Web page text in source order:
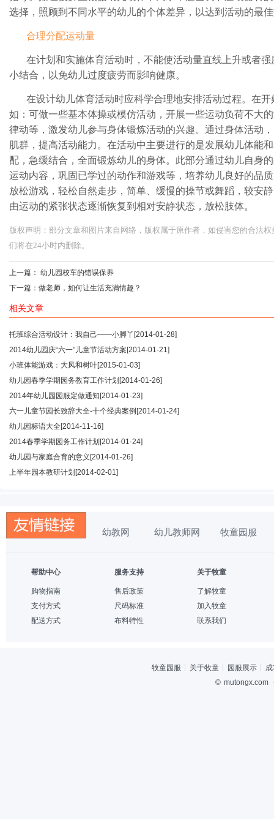
选择，照顾到不同水平的幼儿的个体差异，以达到活动的最
合理分配运动量
在计划和实施体育活动时，不能使活动量直线上升或者
小结合，以免幼儿过度疲劳而影响健康。
在设计幼儿体育活动时应科学合理地安排活动过程。在
如：可做一些基本体操或模仿活动，开展一些运动负荷不大
律动等，激发幼儿参与身体锻炼活动的兴趣。通过身体活动
肌群，提高活动能力。在活动中主要进行的是发展幼儿体能
配，急缓结合，全面锻炼幼儿的身体。此部分通过幼儿自身
运动内容，巩固已学过的动作和游戏等，培养幼儿良好的品
放松游戏，轻松自然走步，简单、缓慢的操节或舞蹈，较安
由运动的紧张状态逐渐恢复到相对安静状态，放松肢体。
版权声明：部分文章和图片来自网络，版权属于原作者，如侵害您的合法
们将在24小时内删除。
上一篇： 幼儿园校车的错误保养
下一篇： 做老师，如何让生活充满情趣？
相关文章
托班综合活动设计：我自己——小脚丫 [2014-01-28]
2014幼儿园庆“六一”儿童节活动方案 [2014-01-21]
小班体能游戏：大风和树叶[2015-01-03]
幼儿园春季学期园务教育工作计划 [2014-01-26]
2014年幼儿园园服定做通知 [2014-01-23]
六一儿童节园长致辞大全-十个经典案例 [2014-01-24]
幼儿园标语大全[2014-11-16]
2014春季学期园务工作计划 [2014-01-24]
幼儿园与家庭合育的意义 [2014-01-26]
上半年园本教研计划 [2014-02-01]
幼教网 幼儿教师网 牧童园服
帮助中心
购物指南
支付方式
配送方式
服务支持
售后政策
尺码标准
布料特性
关于牧童
了解牧童
加入牧童
联系我们
牧童园服 关于牧童 园服展示
© mutongx.com